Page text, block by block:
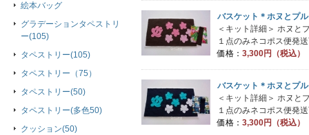
バスケット＊ホヌとプ
＜キット詳細＞ ホヌと
１点のみネコポス便発
価格： 3,300円（税込）
バスケット＊ホヌとプ
＜キット詳細＞ ホヌと
１点のみネコポス便発
価格： 3,300円（税込）
絵本バッグ
グラデーションタペストリ
ー(105)
タペストリー(105)
タペストリー（75）
タペストリー(50)
タペストリー(多色50)
クッション(50)